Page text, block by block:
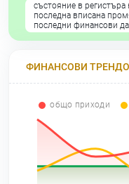
състояние в регистъра
последна вписана
последни финансови
ФИНАНСОВИ
общо приходи